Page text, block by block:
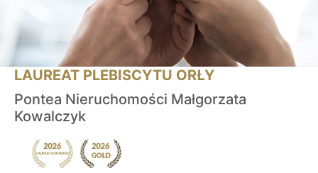
LAUREAT PLEBISCYTU ORŁY
Pontea Nieruchomości Małgorzata
Kowalczyk